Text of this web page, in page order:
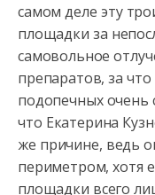
самом деле эту
площадки за
самовольное
препаратов, за
подопечных очень
что Екатерина
же причине, ведь
периметром, хотя
площадки всего